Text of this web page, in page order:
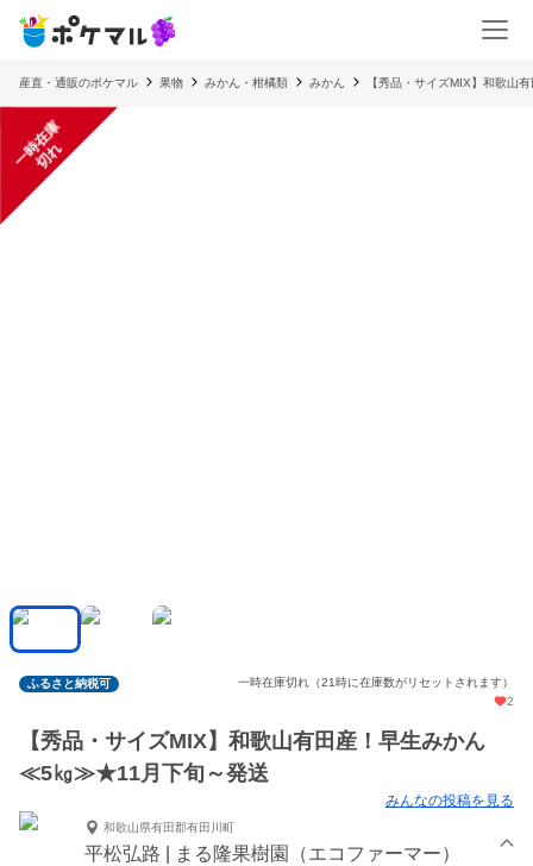
産直・通販のポケマル 果物 みかん・柑橘類 みかん 【秀品・サイズMIX】和歌
一
時
在
庫
切
れ
ふるさと納税可
一時在庫切れ（21時に在庫数がリセットされます）
2
【秀品・サイズMIX】和歌山有田産！早生みかん
≪5㎏≫★11月下旬～発送
みんなの投稿を見る
和歌山県有田郡有田川町
平松弘路 | まる隆果樹園（エコファーマー）